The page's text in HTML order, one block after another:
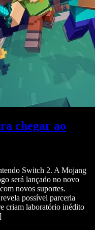
chegar ao
Switch 2. A Mojang
será lançado no novo
novos suportes.
possível parceria
criam laboratório inédito